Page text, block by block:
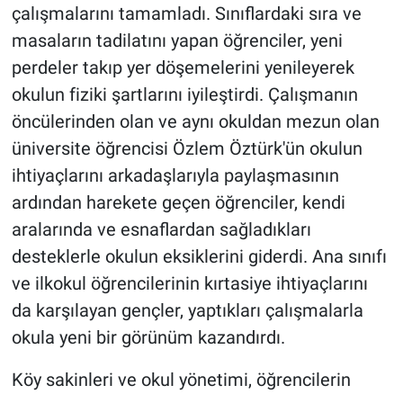
çalışmalarını tamamladı. Sınıflardaki sıra ve
masaların tadilatını yapan öğrenciler, yeni
perdeler takıp yer döşemelerini yenileyerek
okulun fiziki şartlarını iyileştirdi. Çalışmanın
öncülerinden olan ve aynı okuldan mezun olan
üniversite öğrencisi Özlem Öztürk'ün okulun
ihtiyaçlarını arkadaşlarıyla paylaşmasının
ardından harekete geçen öğrenciler, kendi
aralarında ve esnaflardan sağladıkları
desteklerle okulun eksiklerini giderdi. Ana sınıfı
ve ilkokul öğrencilerinin kırtasiye ihtiyaçlarını
da karşılayan gençler, yaptıkları çalışmalarla
okula yeni bir görünüm kazandırdı.
Köy sakinleri ve okul yönetimi, öğrencilerin